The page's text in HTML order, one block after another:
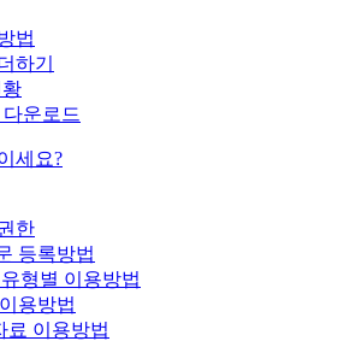
법
하기
운로드
세요?
한
등록방법
형별 이용방법
용방법
료 이용방법